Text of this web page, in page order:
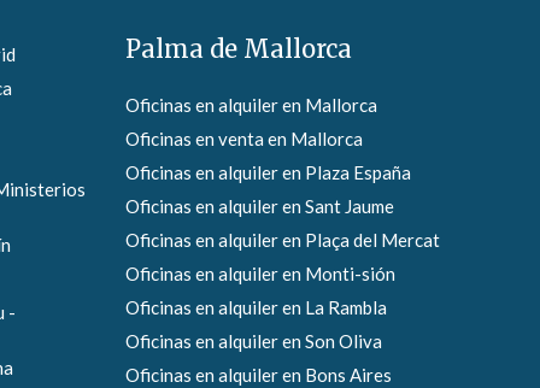
-
Palma de Mallorca
Oficinas en alquiler en Mallorca
Oficinas en venta en Mallorca
Oficinas en alquiler en Plaza España
Oficinas en alquiler en Sant Jaume
Oficinas en alquiler en Plaça del Mercat
Oficinas en alquiler en Monti-sión
Oficinas en alquiler en La Rambla
Oficinas en alquiler en Son Oliva
Oficinas en alquiler en Bons Aires